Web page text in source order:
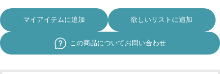
マイアイテムに追加 欲しいリストに追加
この商品についてお問い合わせ